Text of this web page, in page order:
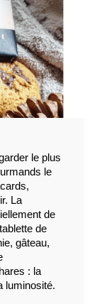
le plus
le
La
de
de
gâteau,
: la
luminosité.